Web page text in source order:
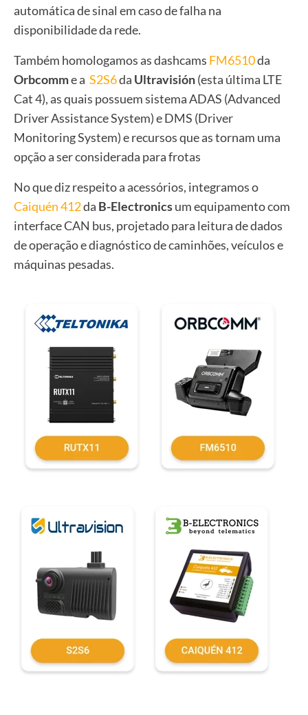
automática de sinal em caso de falha na
disponibilidade da rede.
Também homologamos as dashcams FM6510da
Orbcomme a S2S6da Ultravisión(esta última LTE
Cat 4), as quais possuem sistema ADAS (Advanced
Driver Assistance System) e DMS (Driver
Monitoring System) e recursos que as tornam uma
opção a ser considerada para frotas
No que diz respeito a acessórios, integramos o
Caiquén 412da B-Electronicsum equipamento com
interface CAN bus, projetado para leitura de dados
de operação e diagnóstico de caminhões, veículos e
máquinas pesadas.